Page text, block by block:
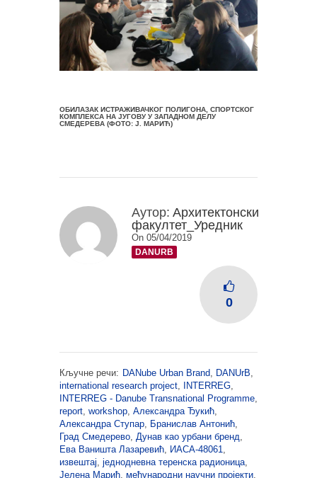
ОБИЛАЗАК ИСТРАЖИВАЧКОГ ПОЛИГОНА, СПОРТСКОГ
КОМПЛЕКСА НА ЈУГОВУ У ЗАПАДНОМ ДЕЛУ
СМЕДЕРЕВА (ФОТО: Ј. МАРИЋ)
Аутор: Архитектонски
факултет_Уредник
On 05/04/2019
DANURB
0
Кључне речи: DANube Urban Brand, DANUrB,
international research project, INTERREG,
INTERREG - Danube Transnational Programme,
report, workshop, Александра Ђукић,
Александра Ступар, Бранислав Антонић,
Град Смедерево, Дунав као урбани бренд,
Ева Ваништа Лазаревић, ИАСА-48061,
извештај, једнодневна теренска радионица,
Јелена Марић, међународни научни пројекти,